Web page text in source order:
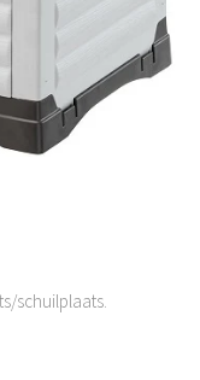
schuilplaats.